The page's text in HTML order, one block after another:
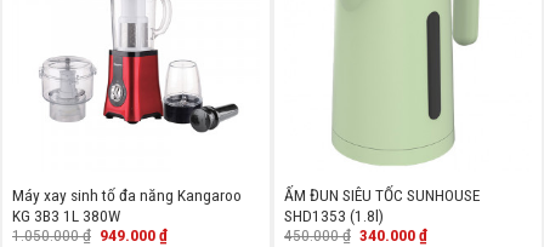
Máy xay sinh tố đa năng Kangaroo
KG 3B3 1L 380W
1.050.000₫ Giá
949.000₫Giá
ẤM ĐUN SIÊU TỐC SUNHOUSE
SHD1353 (1.8l)
450.000₫ Giá
340.000₫Giá